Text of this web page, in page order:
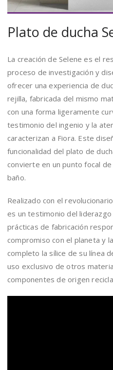
Plato de ducha
La creación de Selene es el
proceso de investigación y
ofrecer una experiencia de
rejilla, fabricada del mismo
con una forma ligeramente
testimonio del ingenio y la
caracterizan a Fiora. Este
funcionalidad del plato de
convierte en un punto focal
baño.
Realizado con el
es un testimonio del
prácticas de fabricación
compromiso con el planeta y
completo la sílice de su línea
uso exclusivo de otros
componentes de origen